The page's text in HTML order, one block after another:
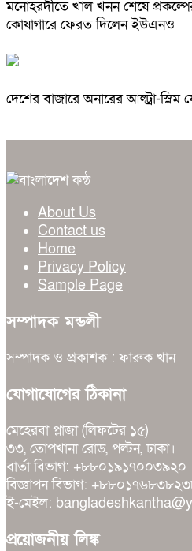
মনোহরদীতে খাল খনন শেষে
কোষাগারে ফেরত দিলেন ইউএনও
দেশের বাজারে অনারের আল্ট্রা-স্লিম
About Us
Contact us
Home
Privacy Policy
Sample Page
সম্পাদক মন্ডলী
সম্পাদক ও প্রকাশক : ফারুক খান
যোগাযোগের ঠিকানা
মেহেরবা প্লাজা (লিফটের ১৫)
৩৩, তোপখানা রোড, পল্টন, ঢাকা।
বার্তা বিভাগ: +৮৮০১৯১৭০০৩৯২০
বিজ্ঞাপন বিভাগ:
ই-মেইল:
প্রয়োজনীয় লিঙ্ক